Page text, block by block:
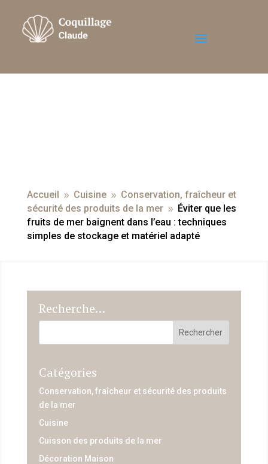
Accueil 9 Cuisine 9 Conservation, fraîcheur et
sécurité des produits de la mer 9
Éviter que les
fruits de mer baignent dans l’eau : techniques
simples de stockage et matériel adapté
Recherche…
Catégories
Conservation, fraîcheur et sécurité des produits
de la mer
Cuisine
Cuisson des produits de la mer
Décoration Maison